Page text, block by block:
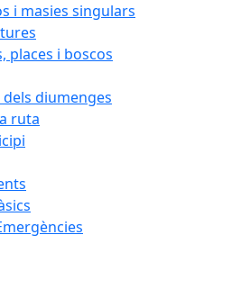
i masies singulars
places i boscos
dels diumenges
ruta